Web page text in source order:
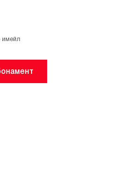
имейл